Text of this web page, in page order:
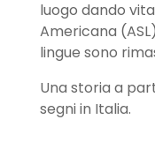
luogo dando
Americana
lingue sono
Una storia a
segni in Italia.